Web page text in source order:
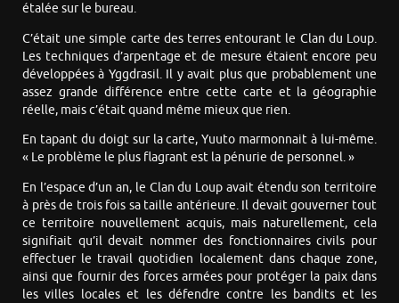
étalée sur le bureau.
C’était une simple carte des terres entourant le Clan du Loup.
Les techniques d’arpentage et de mesure étaient encore peu
développées à Yggdrasil. Il y avait plus que probablement une
assez grande différence entre cette carte et la géographie
réelle, mais c’était quand même mieux que rien.
En tapant du doigt sur la carte, Yuuto marmonnait à lui-même.
« Le problème le plus flagrant est la pénurie de personnel. »
En l’espace d’un an, le Clan du Loup avait étendu son territoire
à près de trois fois sa taille antérieure. Il devait gouverner tout
ce territoire nouvellement acquis, mais naturellement, cela
signifiait qu’il devait nommer des fonctionnaires civils pour
effectuer le travail quotidien localement dans chaque zone,
ainsi que fournir des forces armées pour protéger la paix dans
les villes locales et les défendre contre les bandits et les